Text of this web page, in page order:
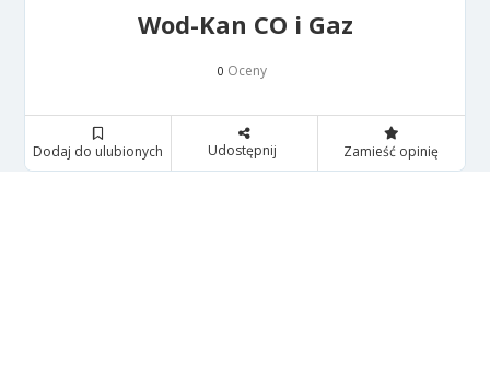
Wod-Kan CO i Gaz
0 Oceny
Dodaj do ulubionych Udostępnij Zamieść opinię